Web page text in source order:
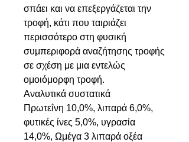
σπάει και να επεξεργάζεται την
τροφή, κάτι που ταιριάζει
περισσότερο στη φυσική
συμπεριφορά αναζήτησης τροφής
σε σχέση με μια εντελώς
ομοιόμορφη τροφή.
Αναλυτικά συστατικά
Πρωτεΐνη 10,0%, λιπαρά 6,0%,
φυτικές ίνες 5,0%, υγρασία
14,0%, Ωμέγα 3 λιπαρά οξέα